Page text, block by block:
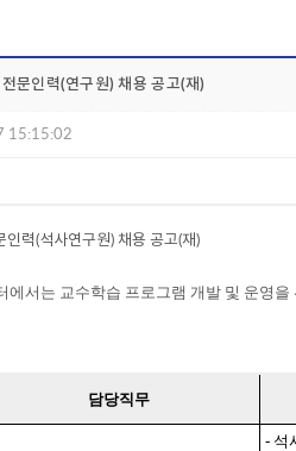
문인력(연구원) 채용 공고(재)
15:15:02
인력(석사연구원)채용 공고(재)
에서는 교수학습 프로그램 개발 및 운영
담당직무
- 석